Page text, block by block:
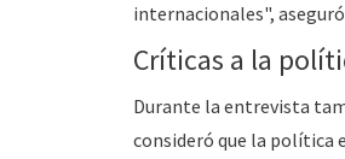
internacionales",
Críticas a la
Durante la entrevista
consideró que la política